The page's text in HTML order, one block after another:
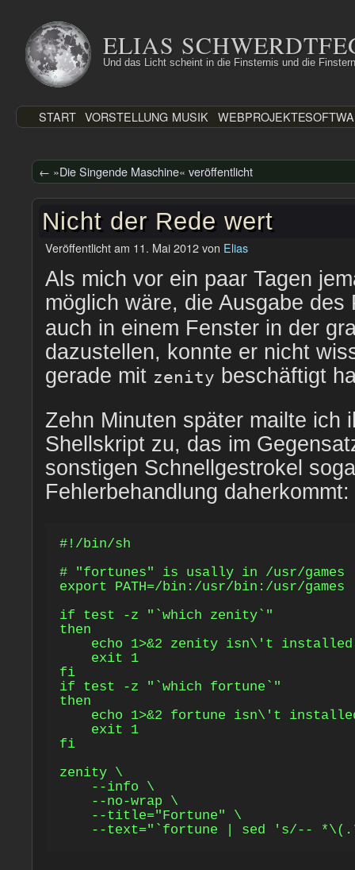
Inhalt
springen
ELIAS
Und das Licht scheint in die Finsternis und die
START VORSTELLUNG MUSIK WEBPROJEKTE
← »Die Singende Maschine« veröffentlicht
Nicht der Rede wert
Veröffentlicht am 11. Mai 2012von Elias
Als mich vor ein paar Tagen
möglich wäre, die Ausgabe
auch in einem Fenster in der
dazustellen, konnte er nicht
gerade mit zenity beschäftigt
Zehn Minuten später mailte ich
Shellskript zu, das im
sonstigen Schnellgestrokel
Fehlerbehandlung daherkommt:
#!/bin/sh
# "fortunes" is usally in /usr/games
export PATH=/bin:/usr/bin:/usr/games
if test -z "`which zenity`"
then
    echo 1>&2 zenity isn\'t installed
    exit 1
fi
if test -z "`which fortune`"
then
echo 1>&2 fortune isn\'t
    exit 1
fi
zenity \
    --info \
    --no-wrap \
    --title="Fortune" \